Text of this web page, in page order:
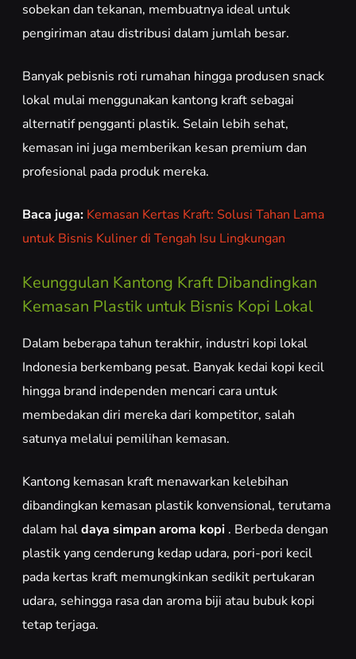
sobekan dan tekanan, membuatnya ideal untuk
pengiriman atau distribusi dalam jumlah besar.
Banyak pebisnis roti rumahan hingga produsen snack
lokal mulai menggunakan kantong kraft sebagai
alternatif pengganti plastik. Selain lebih sehat,
kemasan ini juga memberikan kesan premium dan
profesional pada produk mereka.
Baca juga: Kemasan Kertas Kraft: Solusi Tahan Lama
untuk Bisnis Kuliner di Tengah Isu Lingkungan
Keunggulan Kantong Kraft Dibandingkan
Kemasan Plastik untuk Bisnis Kopi Lokal
Dalam beberapa tahun terakhir, industri kopi lokal
Indonesia berkembang pesat. Banyak kedai kopi kecil
hingga brand independen mencari cara untuk
membedakan diri mereka dari kompetitor, salah
satunya melalui pemilihan kemasan.
Kantong kemasan kraft menawarkan kelebihan
dibandingkan kemasan plastik konvensional, terutama
dalam haldaya simpan aroma kopi . Berbeda dengan
plastik yang cenderung kedap udara, pori-pori kecil
pada kertas kraft memungkinkan sedikit pertukaran
udara, sehingga rasa dan aroma biji atau bubuk kopi
tetap terjaga.